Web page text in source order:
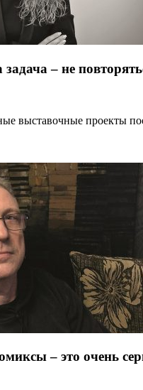
– не
выставочные проекты
– это очень